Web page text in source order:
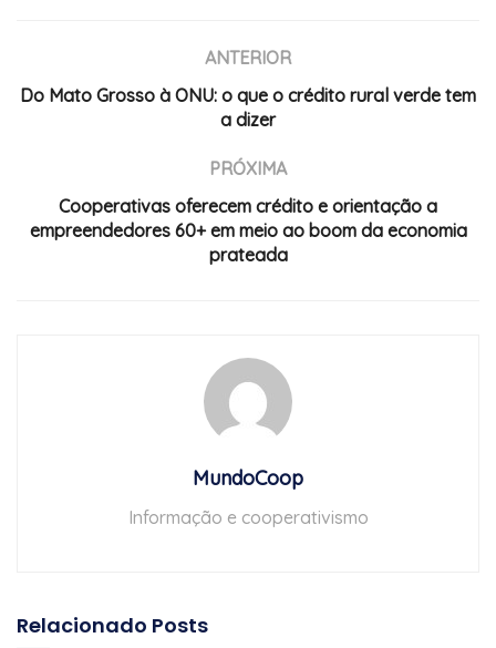
ANTERIOR
Do Mato Grosso à ONU: o que o crédito rural verde tem
a dizer
PRÓXIMA
Cooperativas oferecem crédito e orientação a
empreendedores 60+ em meio ao boom da economia
prateada
MundoCoop
Informação e cooperativismo
Relacionado Posts